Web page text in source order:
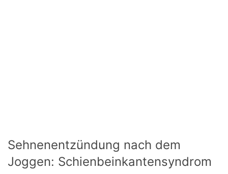
Sehnenentzündung nach dem
Joggen: Schienbeinkantensyndrom